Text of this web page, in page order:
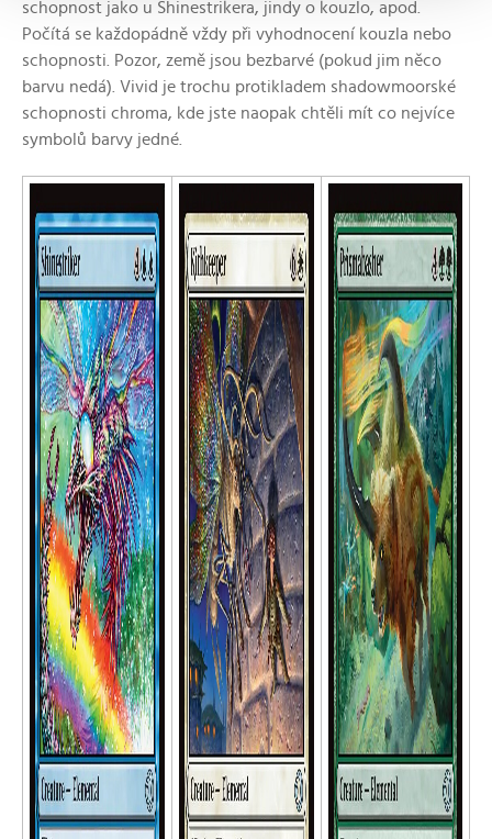
schopnost jako u Shinestrikera, jindy o kouzlo, apod.
Počítá se každopádně vždy při vyhodnocení kouzla nebo
schopnosti. Pozor, země jsou bezbarvé (pokud jim něco
barvu nedá). Vivid je trochu protikladem shadowmoorské
schopnosti chroma, kde jste naopak chtěli mít co nejvíce
symbolů barvy jedné.